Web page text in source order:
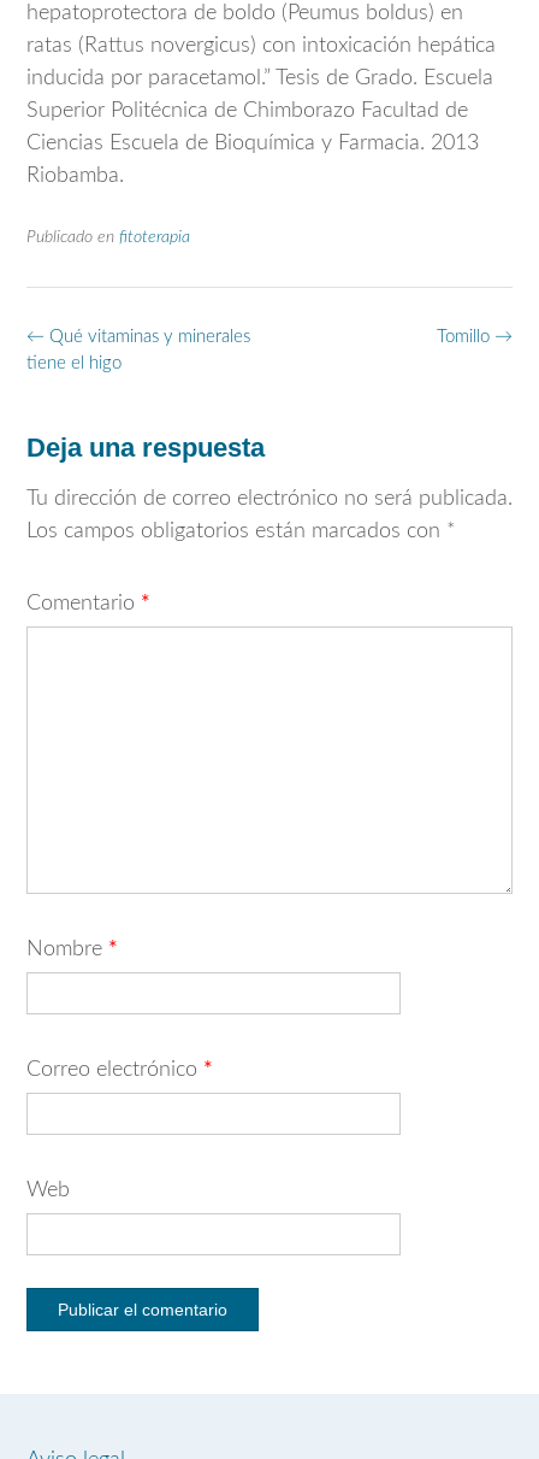
hepatoprotectora de boldo (Peumus boldus) en
ratas (Rattus novergicus) con intoxicación hepática
inducida por paracetamol.” Tesis de Grado. Escuela
Superior Politécnica de Chimborazo Facultad de
Ciencias Escuela de Bioquímica y Farmacia. 2013
Riobamba.
Publicado en fitoterapia
Navegación
de
Tomillo →
← Qué vitaminas y minerales
tiene el higo
Deja una respuesta
Tu dirección de correo electrónico no será publicada.
Los campos obligatorios están marcados con *
Comentario *
Nombre *
Correo electrónico *
Web